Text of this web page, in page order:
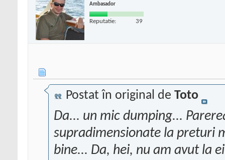
Ambasador
Reputatie: 39
Postat în original de Toto
Da... un mic dumping...
supradimensionate la preturi
bine... Da, hei, nu am avut la